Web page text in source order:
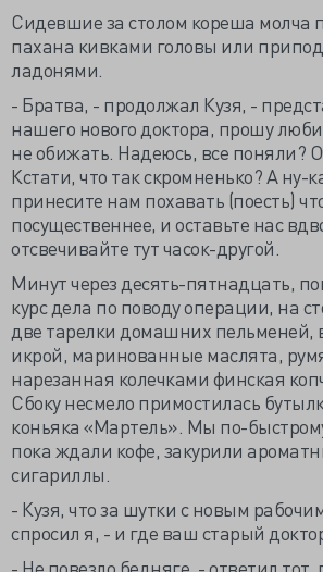
Сидевшие за столом кореша молча
пахана кивками головы или
ладонями.
- Братва, - продолжал Кузя, -
нашего нового доктора, прошу
не обижать. Надеюсь, все поняли?
Кстати, что так скромненько? А ну-
принесите нам похавать (поесть)
посущественнее, и оставьте нас
отсвечивайте тут часок-другой.
Минут через десять-пятнадцать,
курс дела по поводу операции, на
две тарелки домашних пельменей,
икрой, маринованные маслята,
нарезанная колечками финская
Сбоку несмело примостилась
коньяка «Мартель». Мы по-
пока ждали кофе, закурили
сигариллы.
- Кузя, что за шутки с новым
спросил я, - и где ваш старый